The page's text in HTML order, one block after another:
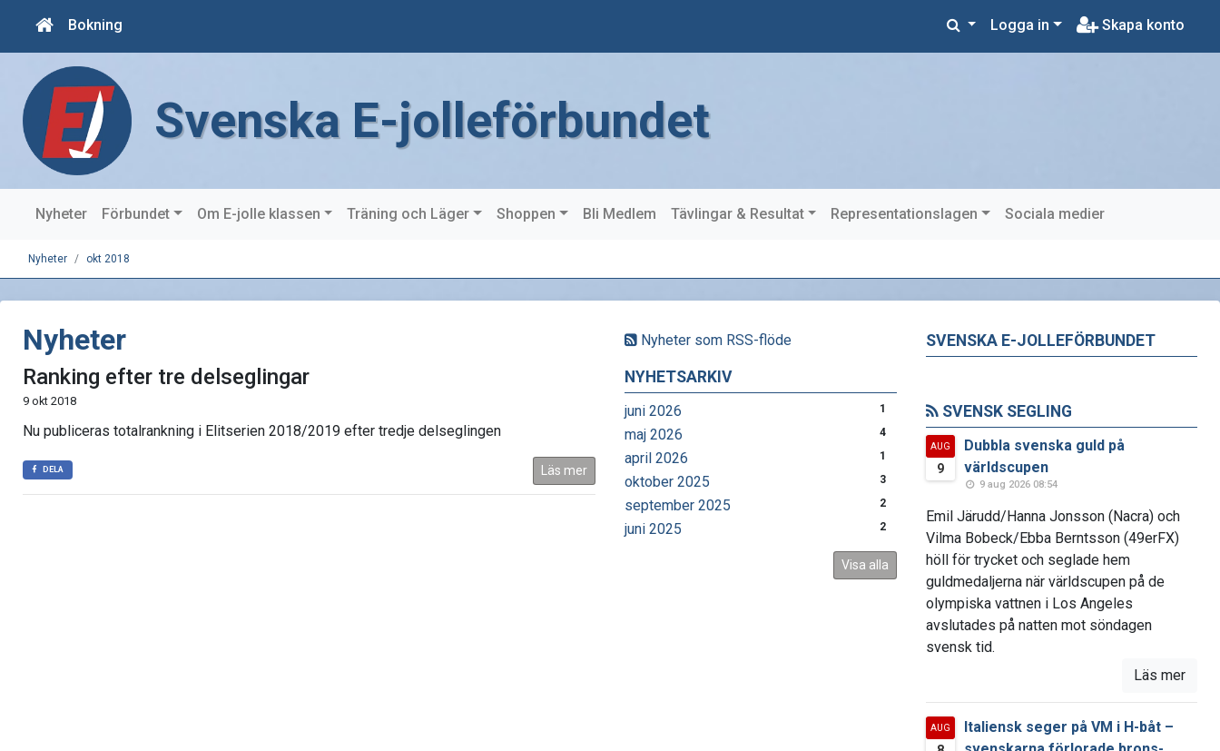
Bokning Logga in Skapa konto
Svenska E-jolleförbundet
Nyheter Förbundet Om E-jolle klassen Träning och Läger Shoppen Bli Medlem Tävlingar & Resultat Representationslagen Sociala medier
Nyheter okt 2018
Nyheter som RSS-flöde
NYHETSARKIV
juni 2026 1
maj 2026 4
april 2026 1
oktober 2025 3
september 2025 2
juni 2025 2
Visa alla
Nyheter
Ranking efter tre delseglingar
9 okt 2018
Nu publiceras totalrankning i Elitserien 2018/2019 efter tredje delseglingen
DELA Läs mer
SVENSKA E-JOLLEFÖRBUNDET
SVENSK SEGLING
AUG
9
Dubbla svenska guld på
världscupen
9 aug 2026 08:54
Emil Järudd/Hanna Jonsson (Nacra) och
Vilma Bobeck/Ebba Berntsson (49erFX)
höll för trycket och seglade hem
guldmedaljerna när världscupen på de
olympiska vattnen i Los Angeles
avslutades på natten mot söndagen
svensk tid.
Läs mer
AUG
Italiensk seger på VM i H-båt –